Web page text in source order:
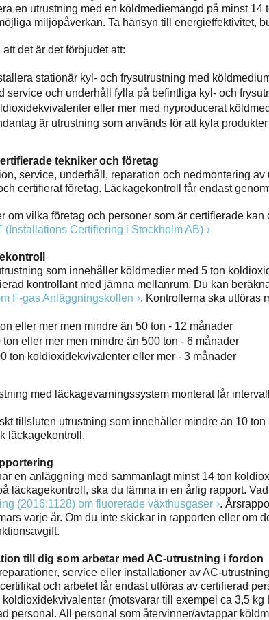
en utrustning med en köldmediemängd på minst
miljöpåverkan. Ta hänsyn till energieffektivitet,
det är det förbjudet att:
stationär kyl- och frysutrustning med
service och underhåll fylla på befintliga kyl- och
eller mer med nyproducerat
är utrustning som används för att kyla produkter
tekniker och företag
service, underhåll, reparation och nedmontering
certifierat företag. Läckagekontroll får endast
om vilka företag och personer som är certifierade kan
(Installations Certifiering i Stockholm AB)
som innehåller köldmedier med 5 ton
kontrollant med jämna mellanrum. Du kan
F-gas Anläggningskollen . Kontrollerna ska utföras
eller mer men mindre än 50 ton - 12 månader
ton eller mer men mindre än 500 ton - 6 månader
ton koldioxidekvivalenter eller mer - 3 månader
med läckagevarningssystem monterat får
tillsluten utrustning som innehåller mindre än 10
läckagekontroll.
en anläggning med sammanlagt minst 14 ton
läckagekontroll, ska du lämna in en årlig rapport.
(2016:1128) om fluorerade växthusgaser
.
varje år. Om du inte skickar in rapporten eller om
till dig som arbetar med AC-utrustning i fordon
service eller installationer av AC-
och arbetet får endast utföras av certifierad
koldioxidekvivalenter (motsvarar till exempel ca 3,5
personal. All personal som återvinner/avtappar